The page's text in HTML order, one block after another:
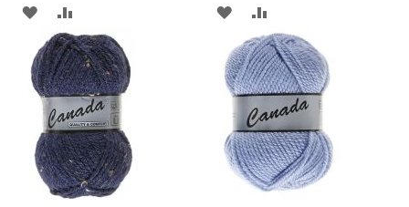
AJOUTER
À
LA
LISTE
D'ACHATS
AU
COMPARATEUR
AJOUTER
À
LA
LISTE
D'ACHATS
AU
COMPARATEUR